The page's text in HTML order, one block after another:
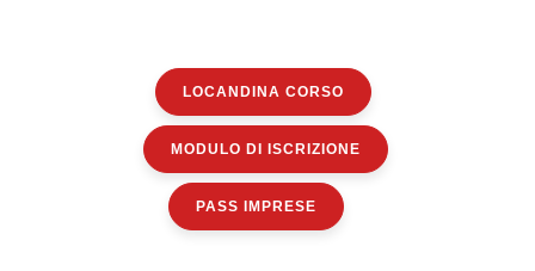
LOCANDINA CORSO
MODULO DI ISCRIZIONE
PASS IMPRESE